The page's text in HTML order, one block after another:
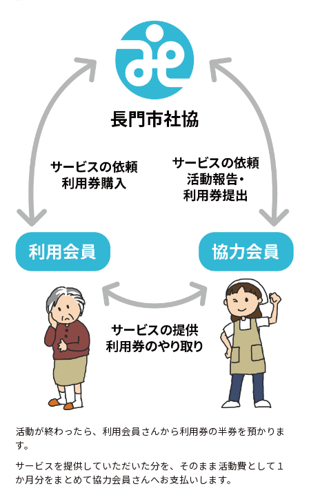
活動が終わったら、利用会員さんから利用券の半券を預かりま
す。
サービスを提供していただいた分を、そのまま活動費として１
か月分をまとめて協力会員さんへお支払いします。